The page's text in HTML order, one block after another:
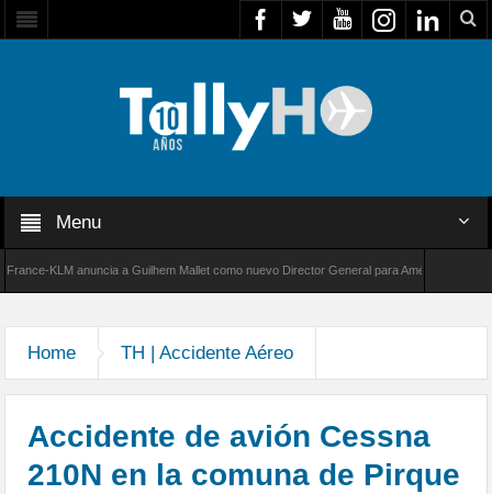
Menu
KLM anuncia a Guilhem Mallet como nuevo Director General para América Latina
Home TH | Accidente Aéreo
Accidente de avión Cessna
210N en la comuna de Pirque